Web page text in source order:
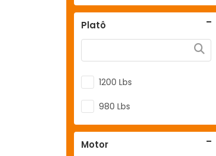
Platô
1200 Lbs
980 Lbs
Motor